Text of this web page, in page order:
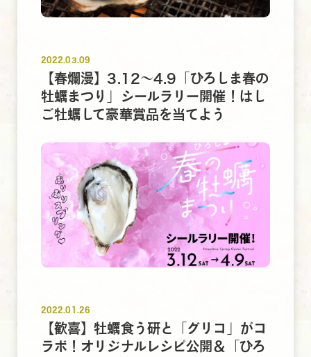
2022.03.09
【春爛漫】3.12～4.9「ひろしま春の
牡蠣まつり」シールラリー開催！はし
ご牡蠣して豪華賞品を当てよう
2022.01.26
【歓喜】牡蠣食う研と「グリコ」がコ
ラボ！オリジナルレシピ公開＆「ひろ